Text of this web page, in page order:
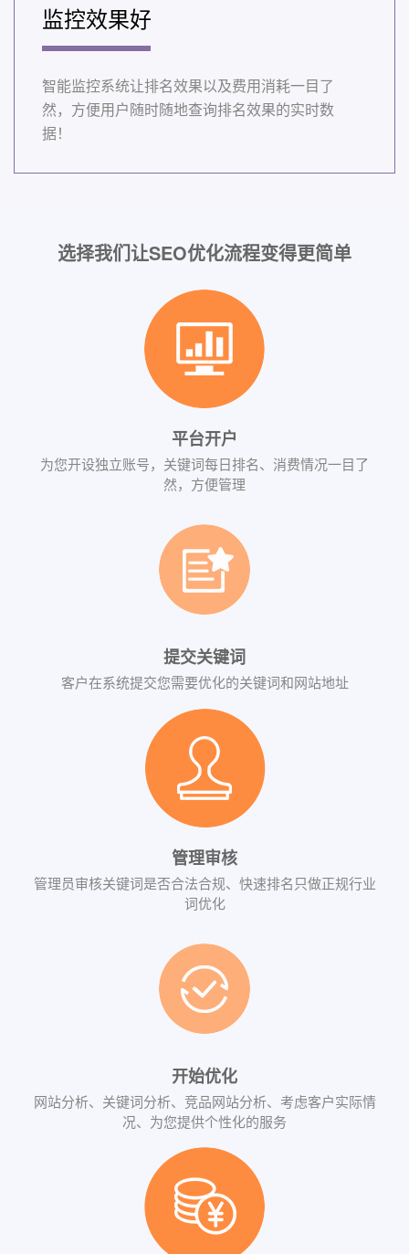
监控效果好
智能监控系统让排名效果以及费用消耗一目了
然，方便用户随时随地查询排名效果的实时数
据！
选择我们让SEO优化流程变得更简单
平台开户
为您开设独立账号，关键词每日排名、消费情况一目了
然，方便管理
提交关键词
客户在系统提交您需要优化的关键词和网站地址
管理审核
管理员审核关键词是否合法合规、快速排名只做正规行业
词优化
开始优化
网站分析、关键词分析、竞品网站分析、考虑客户实际情
况、为您提供个性化的服务